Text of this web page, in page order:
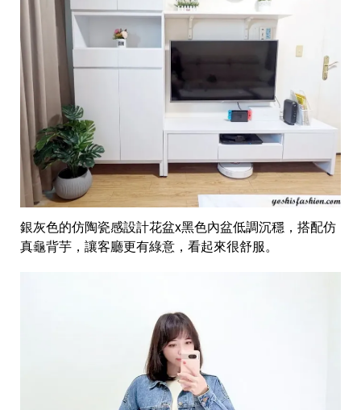
銀灰色的仿陶瓷感設計花盆x黑色內盆低調沉穩，搭配仿
真龜背芋，讓客廳更有綠意，看起來很舒服。